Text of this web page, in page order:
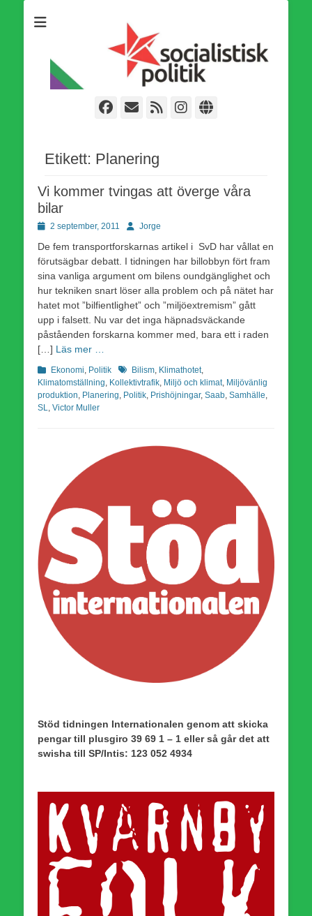
världsomfattande socialistiska Fjärde Internationalen och en viktig
tillgång i kampen för en socialistisk framtid!
Facebook
E-
Webbflöde
Instagram
Webbplats
Etikett: Planering
Vi kommer tvingas att överge våra
bilar
Publicerad
2 september, 2011 Författare
Jorge
De fem transportforskarnas artikel i SvD har vållat en
förutsägbar debatt. I tidningen har billobbyn fört fram
sina vanliga argument om bilens oundgänglighet och
hur tekniken snart löser alla problem och på nätet har
hatet mot ”bilfientlighet” och ”miljöextremism” gått
upp i falsett. Nu var det inga häpnadsväckande
påståenden forskarna kommer med, bara ett i raden
[…] Läs mer …
Kategorier
Ekonomi Politik Etiketter
Bilism Klimathotet,
Klimatomställning Kollektivtrafik Miljö och klimat, Miljövänlig
produktion Planering Politik Prishöjningar, Saab Samhälle
SL
Victor Muller
Stöd tidningen Internationalen genom att skicka
pengar till plusgiro 39 69 1 – 1 eller så går det att
swisha till SP/Intis: 123 052 4934